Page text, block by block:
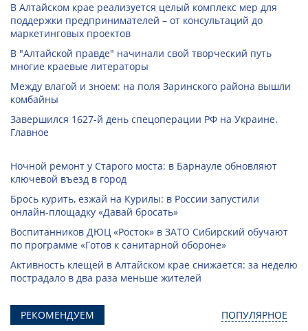
В Алтайском крае реализуется целый комплекс мер для
поддержки предпринимателей – от консультаций до
маркетинговых проектов
В "Алтайской правде" начинали свой творческий путь
многие краевые литераторы
Между влагой и зноем: на поля Заринского района вышли
комбайны
Завершился 1627-й день спецоперации РФ на Украине.
Главное
Ночной ремонт у Старого моста: в Барнауле обновляют
ключевой въезд в город
Брось курить, езжай на Курилы: в России запустили
онлайн-­площадку «Давай бросать»
Воспитанников ДЮЦ «Росток» в ЗАТО Сибирский обучают
по программе «Готов к санитарной обороне»
Активность клещей в Алтайском крае снижается: за неделю
пострадало в два раза меньше жителей
РЕКОМЕНДУЕМ ПОПУЛЯРНОЕ